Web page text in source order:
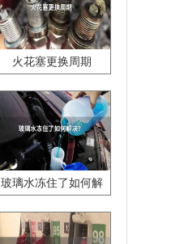
火花塞更换周期
玻璃水冻住了如何解